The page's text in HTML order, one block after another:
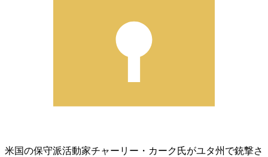
米国の保守派活動家チャーリー・カーク氏がユタ州で銃撃さ